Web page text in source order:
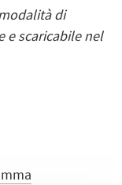
di
e scaricabile nel